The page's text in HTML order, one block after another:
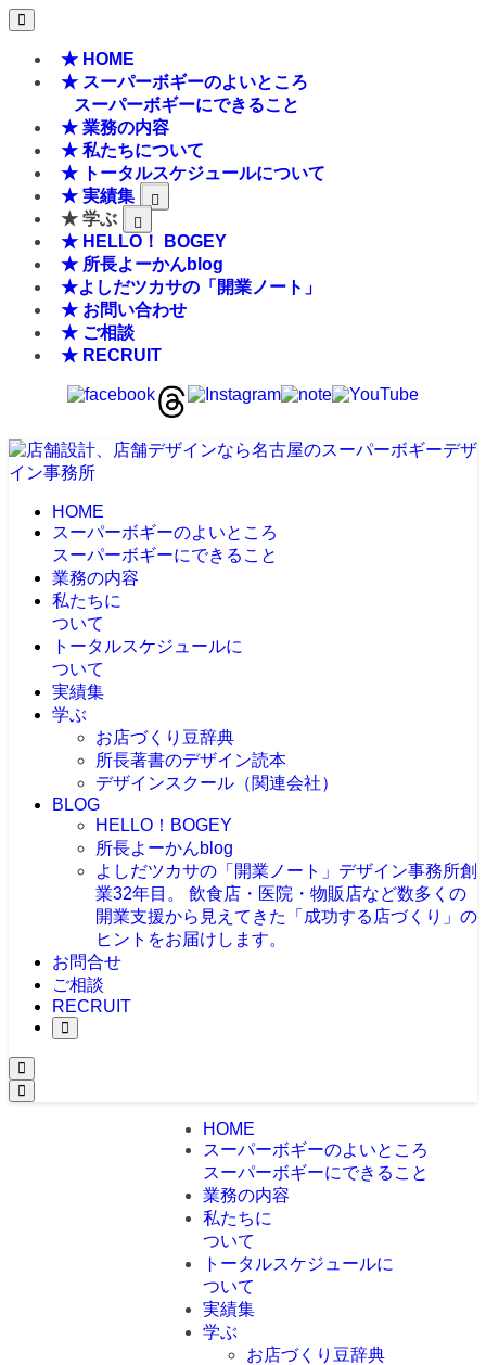
★ HOME
★ スーパーボギーのよいところ
スーパーボギーにできること
★ 業務の内容
★ 私たちについて
★ トータルスケジュールについて
★ 実績集
★ 学ぶ
★ HELLO！ BOGEY
★ 所長よーかんblog
★よしだツカサの「開業ノート」
★ お問い合わせ
★ ご相談
★ RECRUIT
HOME
スーパーボギーのよいところ
スーパーボギーにできること
業務の内容
私たちに
ついて
トータルスケジュールに
ついて
実績集
学ぶ
お店づくり豆辞典
所長著書のデザイン読本
デザインスクール（関連会社）
BLOG
HELLO！BOGEY
所長よーかんblog
よしだツカサの「開業ノート」 デザイン事務所創
業32年目。 飲食店・医院・物販店など数多くの
開業支援から見えてきた「成功する店づくり」の
ヒントをお届けします。
お問合せ
ご相談
RECRUIT
HOME
スーパーボギーのよいところ
スーパーボギーにできること
業務の内容
私たちに
ついて
トータルスケジュールに
ついて
実績集
学ぶ
お店づくり豆辞典